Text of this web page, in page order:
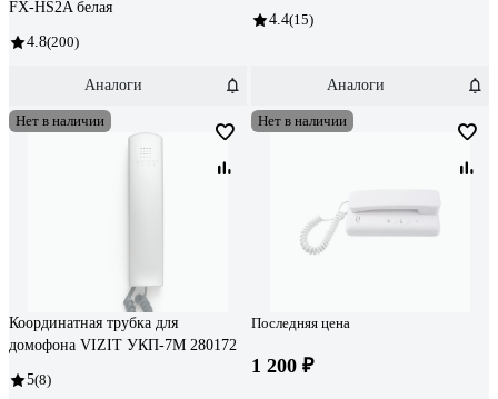
FX-HS2A белая
4.8(200)
Аналоги
4.4(15)
Аналоги
Нет в наличии
Координатная трубка для
домофона VIZIT УКП-7М 280172
5(8)
Нет в наличии
Последняя цена
1 200 ₽